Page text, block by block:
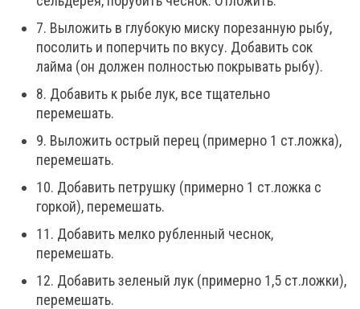
7. Выложить в глубокую миску порезанную рыбу,
посолить и поперчить по вкусу. Добавить сок
лайма (он должен полностью покрывать рыбу).
8. Добавить к рыбе лук, все тщательно
перемешать.
9. Выложить острый перец (примерно 1 ст.ложка),
перемешать.
10. Добавить петрушку (примерно 1 ст.ложка с
горкой), перемешать.
11. Добавить мелко рубленный чеснок,
перемешать.
12. Добавить зеленый лук (примерно 1,5 ст.ложки),
перемешать.